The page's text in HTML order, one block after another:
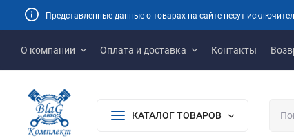
Представленные данные о товарах на сайте несут
О компании Оплата и доставка Контакты
КАТАЛОГ ТОВАРОВ